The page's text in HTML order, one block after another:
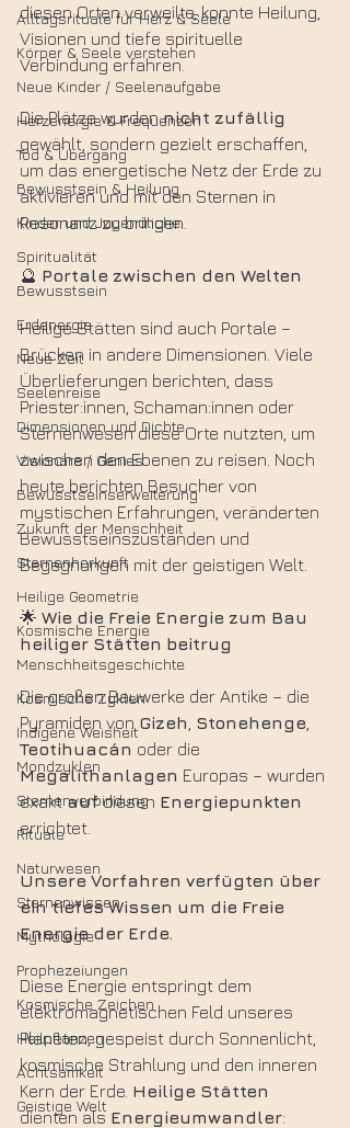
Alltagsrituale für Herz & Seele
Körper & Seele verstehen
Neue Kinder / Seelenaufgabe
Herzenergie & Frequenzen
Tod & Übergang
Bewusstsein & Heilung
Kinder und Jugendliche
Spiritualität
Bewusstsein
Erdenergie
Neue Zeit
Seelenreise
Dimensionen und Dichte
Visionäre / Genies
Bewusstseinserweiterung
Zukunft der Menschheit
Sternenherkunft
Heilige Geometrie
Kosmische Energie
Menschheitsgeschichte
Kosmische Zyklen
Indigene Weisheit
Mondzyklen
Sternenverbindung
Rituale
Naturwesen
Sternenwissen
Mythologie
Prophezeiungen
Kosmische Zeichen
Heilpflanzen
Achtsamkeit
Geistige Welt
diesen Orten verweilte, konnte Heilung,
Visionen und tiefe spirituelle
Verbindung erfahren.
Die Plätze wurden nicht zufällig
gewählt, sondern gezielt erschaffen,
um das energetische Netz der Erde zu
aktivieren und mit den Sternen in
Resonanz zu bringen.
🔮 Portale zwischen den Welten
Heilige Stätten sind auch Portale –
Brücken in andere Dimensionen. Viele
Überlieferungen berichten, dass
Priester:innen, Schaman:innen oder
Sternenwesen diese Orte nutzten, um
zwischen den Ebenen zu reisen. Noch
heute berichten Besucher von
mystischen Erfahrungen, veränderten
Bewusstseinszuständen und
Begegnungen mit der geistigen Welt.
🌟 Wie die Freie Energie zum Bau
heiliger Stätten beitrug
Die großen Bauwerke der Antike – die
Pyramiden von Gizeh Stonehenge
Teotihuacán oder die
Megalithanlagen Europas – wurden
exakt auf diesen Energiepunkten
errichtet.
Unsere Vorfahren verfügten über
ein tiefes Wissen um die Freie
Energie der Erde.
Diese Energie entspringt dem
elektromagnetischen Feld unseres
Planeten, gespeist durch Sonnenlicht,
kosmische Strahlung und den inneren
Kern der Erde. Heilige Stätten
dienten als Energieumwandler: